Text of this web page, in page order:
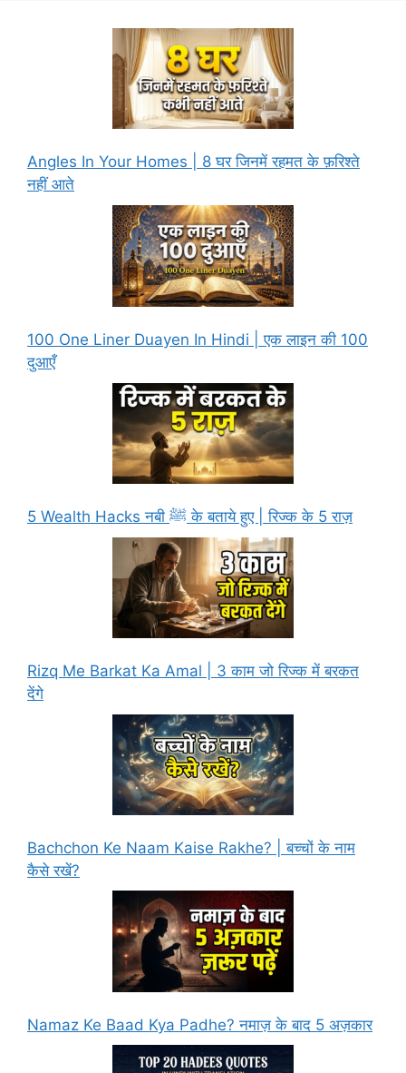
Angles In Your Homes | 8 घर जिनमें रहमत के फ़रिश्ते
नहीं आते
100 One Liner Duayen In Hindi | एक लाइन की 100
दुआएँ
5 Wealth Hacks नबी ﷺ के बताये हुए | रिज्क के 5 राज़
Rizq Me Barkat Ka Amal | 3 काम जो रिज्क में बरकत
देंगे
Bachchon Ke Naam Kaise Rakhe? | बच्चों के नाम
कैसे रखें?
Namaz Ke Baad Kya Padhe? नमाज़ के बाद 5 अज़कार